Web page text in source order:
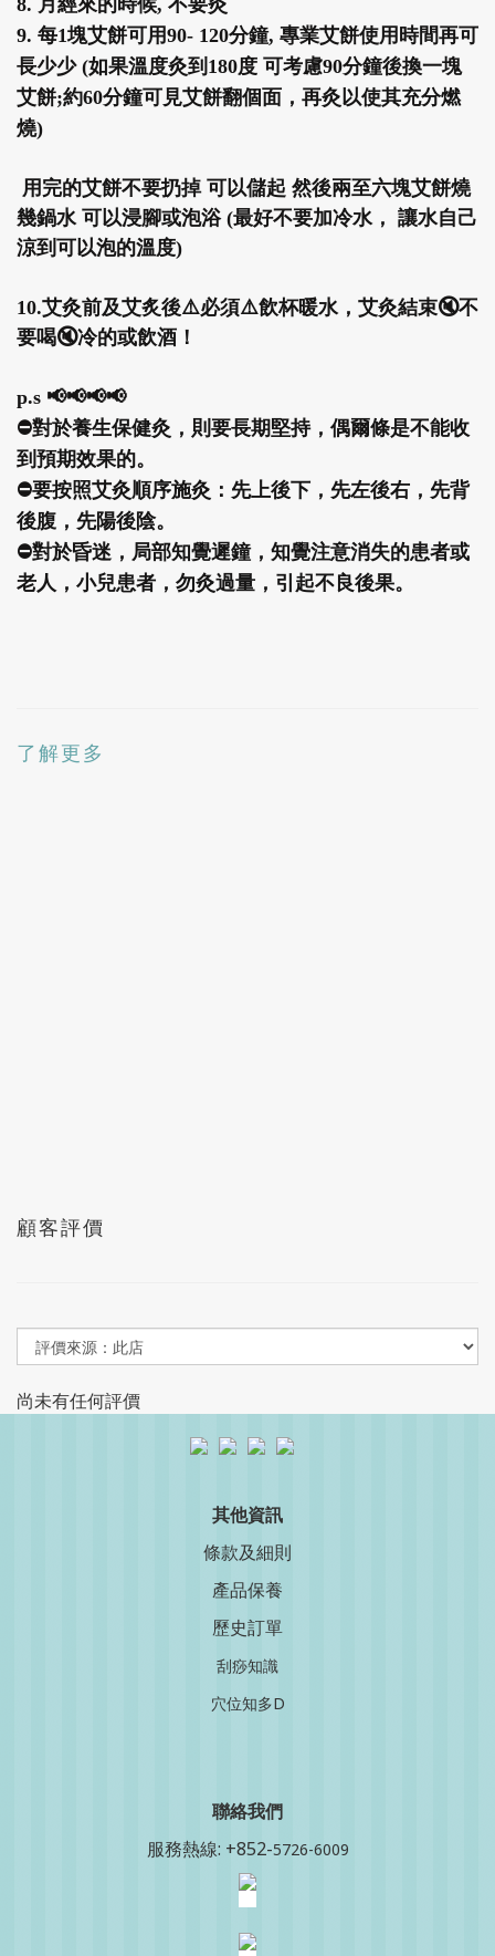
8. 月經來的時候, 不要灸
9. 每1塊艾餅可用90- 120分鐘, 專業艾餅使用時間再可
長少少 (如果溫度灸到180度 可考慮90分鐘後換一塊
艾餅;約60分鐘可見艾餅翻個面，再灸以使其充分燃
燒)
用完的艾餅不要扔掉 可以儲起 然後兩至六塊艾餅燒
幾鍋水 可以浸腳或泡浴 (最好不要加冷水， 讓水自己
涼到可以泡的溫度)
10.艾灸前及艾炙後⚠️必須⚠️飲杯暖水，艾灸結束🔇不
要喝🔇冷的或飲酒！
p.s 📢📢📢📢
⛔對於養生保健灸，則要長期堅持，偶爾條是不能收
到預期效果的。
⛔要按照艾灸順序施灸：先上後下，先左後右，先背
後腹，先陽後陰。
⛔對於昏迷，局部知覺遲鐘，知覺注意消失的患者或
老人，小兒患者，勿灸過量，引起不良後果。
了解更多
顧客評價
尚未有任何評價
其他資訊
條款及細則
產品保養
歷史訂單
刮痧知識
穴位知多D
聯絡我們
服務熱線: +852-5726-6009